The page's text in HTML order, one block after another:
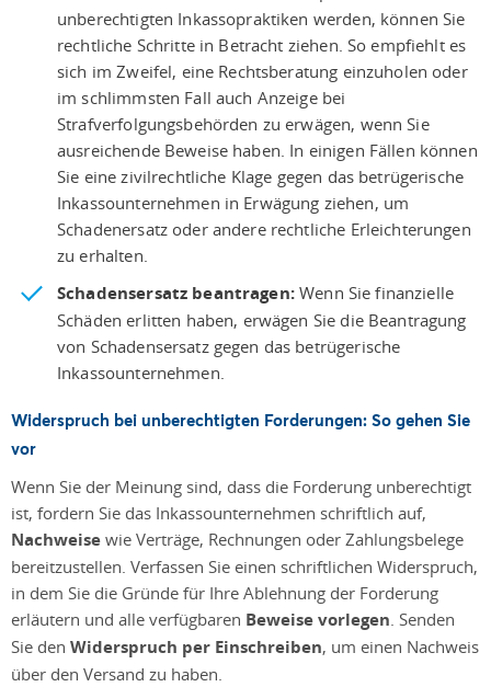
unberechtigten Inkassopraktiken werden, können Sie
rechtliche Schritte in Betracht ziehen. So empfiehlt es
sich im Zweifel, eine Rechtsberatung einzuholen oder
im schlimmsten Fall auch Anzeige bei
Strafverfolgungsbehörden zu erwägen, wenn Sie
ausreichende Beweise haben. In einigen Fällen können
Sie eine zivilrechtliche Klage gegen das betrügerische
Inkassounternehmen in Erwägung ziehen, um
Schadenersatz oder andere rechtliche Erleichterungen
zu erhalten.
Schadensersatz beantragen:Wenn Sie finanzielle
Schäden erlitten haben, erwägen Sie die Beantragung
von Schadensersatz gegen das betrügerische
Inkassounternehmen.
Widerspruch bei unberechtigten Forderungen: So gehen Sie
vor
Wenn Sie der Meinung sind, dass die Forderung unberechtigt
ist, fordern Sie das Inkassounternehmen schriftlich auf,
Nachweise wie Verträge, Rechnungen oder Zahlungsbelege
bereitzustellen. Verfassen Sie einen schriftlichen Widerspruch,
in dem Sie die Gründe für Ihre Ablehnung der Forderung
erläutern und alle verfügbaren Beweise vorlegen. Senden
Sie den Widerspruch per Einschreiben, um einen Nachweis
über den Versand zu haben.